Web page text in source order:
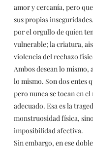
amor y cercanía, pero
sus propias
por el orgullo de quien
vulnerable; la criatura,
violencia del rechazo
Ambos desean lo mismo,
lo mismo. Son dos entes
pero nunca se tocan en
adecuado. Esa es la
monstruosidad física,
imposibilidad afectiva.
Sin embargo, en ese